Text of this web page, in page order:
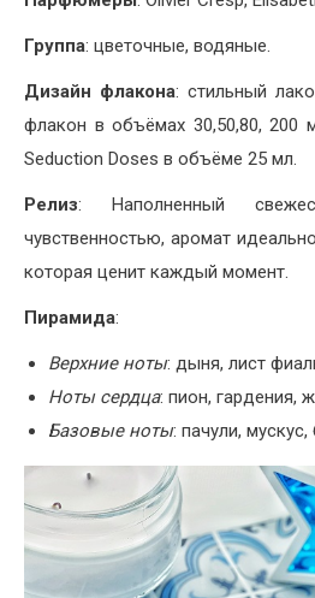
Группа: цветочные, водяные.
Дизайн флакона: стильный
флакон в объёмах 30,50,80, 200
Seduction Doses в объёме 25 мл.
Релиз: Наполненный
чувственностью, аромат
которая ценит каждый момент.
Пирамида:
Верхние ноты: дыня, лист
Ноты сердца: пион, гардения,
Базовые ноты: пачули,